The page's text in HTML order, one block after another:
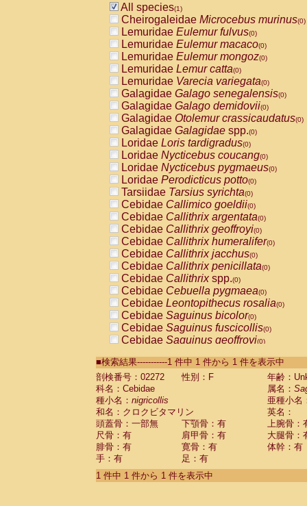
All species(1)
Cheirogaleidae Microcebus murinus(0)
Lemuridae Eulemur fulvus(0)
Lemuridae Eulemur macaco(0)
Lemuridae Eulemur mongoz(0)
Lemuridae Lemur catta(0)
Lemuridae Varecia variegata(0)
Galagidae Galago senegalensis(0)
Galagidae Galago demidovii(0)
Galagidae Otolemur crassicaudatus(0)
Galagidae Galagidae spp.(0)
Loridae Loris tardigradus(0)
Loridae Nycticebus coucang(0)
Loridae Nycticebus pygmaeus(0)
Loridae Perodicticus potto(0)
Tarsiidae Tarsius syrichta(0)
Cebidae Callimico goeldii(0)
Cebidae Callithrix argentata(0)
Cebidae Callithrix geoffroyi(0)
Cebidae Callithrix humeralifer(0)
Cebidae Callithrix jacchus(0)
Cebidae Callithrix penicillata(0)
Cebidae Callithrixspp.(0)
Cebidae Cebuella pygmaea(0)
Cebidae Leontopithecus rosalia(0)
Cebidae Saguinus bicolor(0)
Cebidae Saguinus fuscicollis(0)
Cebidae Saguinus geoffroyi(0)
CebidaeSaguinus labiatus(0)
Cebidae Saguinus leucopus (0)
Cebidae
CebidaeSaguinus mystax
CebidaeSaguinus nigricollis (1)
Cebidae Saguinus oedipus
Cebidae Saguinus weddelli
Cebidae Saguinusspp.
Cebidae Aotus trivirgatus
Cebidae Cebus albifrons
■検索結果-----------1 件中 1 件から 1 件を表示中
剖検番号：02272
性別：F
年齢：
科名：Cebidae
属名：
種小名： nigricollis
亜種小名
和名：クロクビタマリン
英名：
頭蓋骨：一部無
下顎骨：有
上腕骨：
尺骨：有
肩甲骨：有
大腿骨：
腓骨：有
寛骨：有
体幹：有
手：有
足：有
1 件中 1 件から 1 件を表示中